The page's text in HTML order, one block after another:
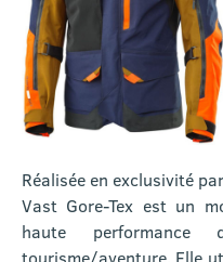
Réalisée en exclusivité
Vast Gore-Tex est un
haute
tourisme/aventure. Elle